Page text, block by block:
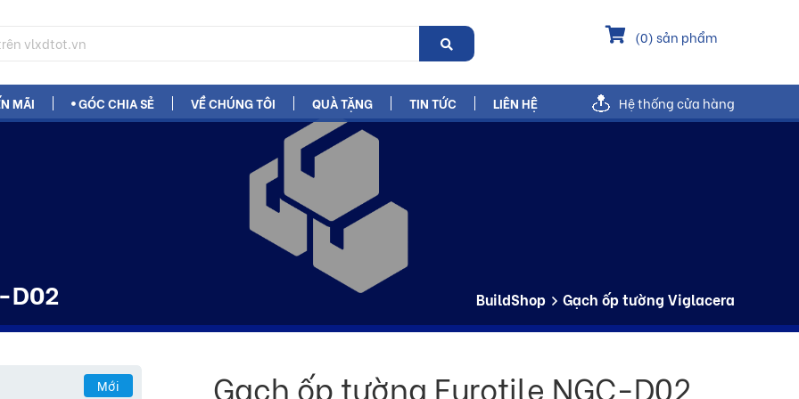
(0) sản phẩm
MÃI GÓC CHIA SẺ VỀ CHÚNG TÔI QUÀ TẶNG TIN TỨC LIÊN HỆ Hệ thống cửa hàng
D02 BuildShop Gạch ốp tường Viglacera
Mới Gạch ốp tường Eurotile NGC-D02